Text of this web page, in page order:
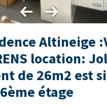
Altineige
location:
de 26m2 est
6ème étage